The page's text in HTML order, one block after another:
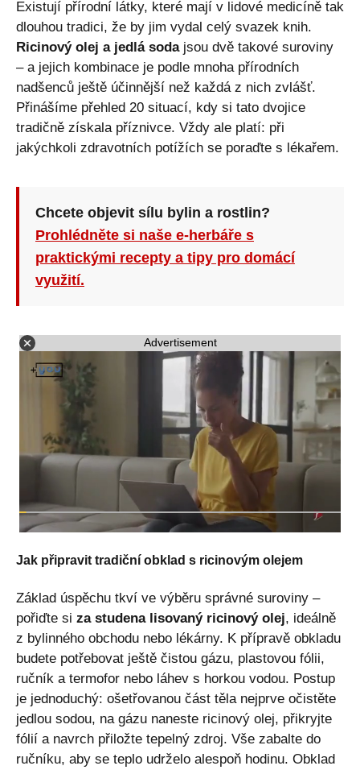
Existují přírodní látky, které mají v lidové medicíně tak
dlouhou tradici, že by jim vydal celý svazek knih.
Ricinový olej a jedlá sodajsou dvě takové suroviny
– a jejich kombinace je podle mnoha přírodních
nadšenců ještě účinnější než každá z nich zvlášť.
Přinášíme přehled 20 situací, kdy si tato dvojice
tradičně získala příznivce. Vždy ale platí: při
jakýchkoli zdravotních potížích se poraďte s lékařem.
Chcete objevit sílu bylin a rostlin?
Prohlédněte si naše e-herbáře s
praktickými recepty a tipy pro domácí
využití.
Advertisement
Jak připravit tradiční obklad s ricinovým olejem
Základ úspěchu tkví ve výběru správné suroviny –
pořiďte si za studena lisovaný ricinový olej, ideálně
z bylinného obchodu nebo lékárny. K přípravě obkladu
budete potřebovat ještě čistou gázu, plastovou fólii,
ručník a termofor nebo láhev s horkou vodou. Postup
je jednoduchý: ošetřovanou část těla nejprve očistěte
jedlou sodou, na gázu naneste ricinový olej, přikryjte
fólií a navrch přiložte tepelný zdroj. Vše zabalte do
ručníku, aby se teplo udrželo alespoň hodinu. Obklad